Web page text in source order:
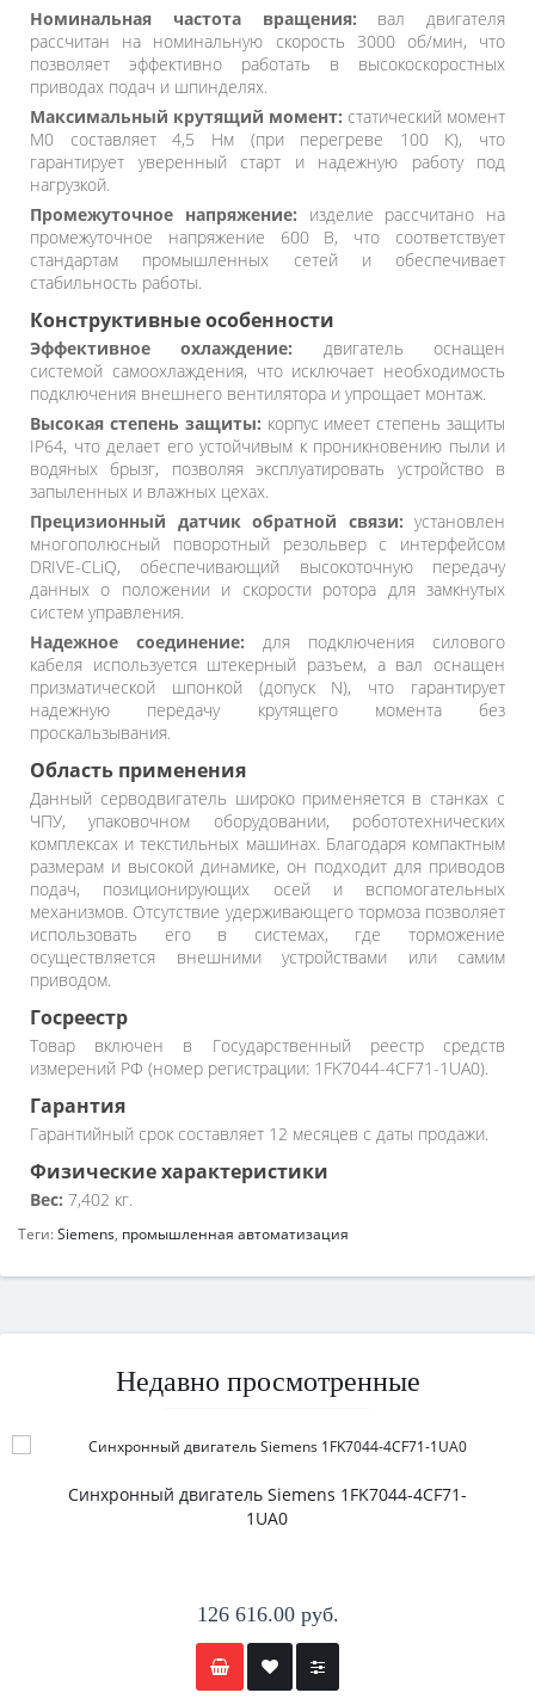
Номинальная частота вращения: вал двигателя
рассчитан на номинальную скорость 3000 об/мин, что
позволяет эффективно работать в высокоскоростных
приводах подач и шпинделях.
Максимальный крутящий момент: статический момент
M0 составляет 4,5 Нм (при перегреве 100 К), что
гарантирует уверенный старт и надежную работу под
нагрузкой.
Промежуточное напряжение: изделие рассчитано на
промежуточное напряжение 600 В, что соответствует
стандартам промышленных сетей и обеспечивает
стабильность работы.
Конструктивные особенности
Эффективное охлаждение: двигатель оснащен
системой самоохлаждения, что исключает необходимость
подключения внешнего вентилятора и упрощает монтаж.
Высокая степень защиты: корпус имеет степень защиты
IP64, что делает его устойчивым к проникновению пыли и
водяных брызг, позволяя эксплуатировать устройство в
запыленных и влажных цехах.
Прецизионный датчик обратной связи: установлен
многополюсный поворотный резольвер с интерфейсом
DRIVE-CLiQ, обеспечивающий высокоточную передачу
данных о положении и скорости ротора для замкнутых
систем управления.
Надежное соединение: для подключения силового
кабеля используется штекерный разъем, а вал оснащен
призматической шпонкой (допуск N), что гарантирует
надежную передачу крутящего момента без
проскальзывания.
Область применения
Данный серводвигатель широко применяется в станках с
ЧПУ, упаковочном оборудовании, робототехнических
комплексах и текстильных машинах. Благодаря компактным
размерам и высокой динамике, он подходит для приводов
подач, позиционирующих осей и вспомогательных
механизмов. Отсутствие удерживающего тормоза позволяет
использовать его в системах, где торможение
осуществляется внешними устройствами или самим
приводом.
Госреестр
Товар включен в Государственный реестр средств
измерений РФ (номер регистрации: 1FK7044-4CF71-1UA0).
Гарантия
Гарантийный срок составляет 12 месяцев с даты продажи.
Физические характеристики
Вес: 7,402 кг.
Теги:Siemens, промышленная автоматизация
Недавно просмотренные
Синхронный двигатель Siemens 1FK7044-4CF71-
1UA0
126 616.00 руб.